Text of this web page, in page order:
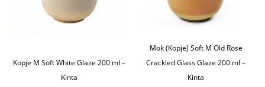
Kopje M Soft White Glaze 200 ml –
Kinta
Mok (Kopje) Soft M Old Rose
Crackled Glass Glaze 200 ml –
Kinta